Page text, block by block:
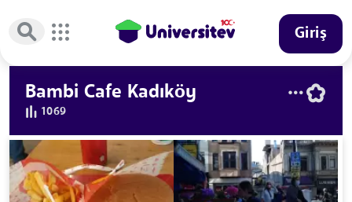
Giriş
Bambi Cafe Kadıköy
1069